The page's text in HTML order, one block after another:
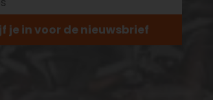
je in voor de nieuwsbrief